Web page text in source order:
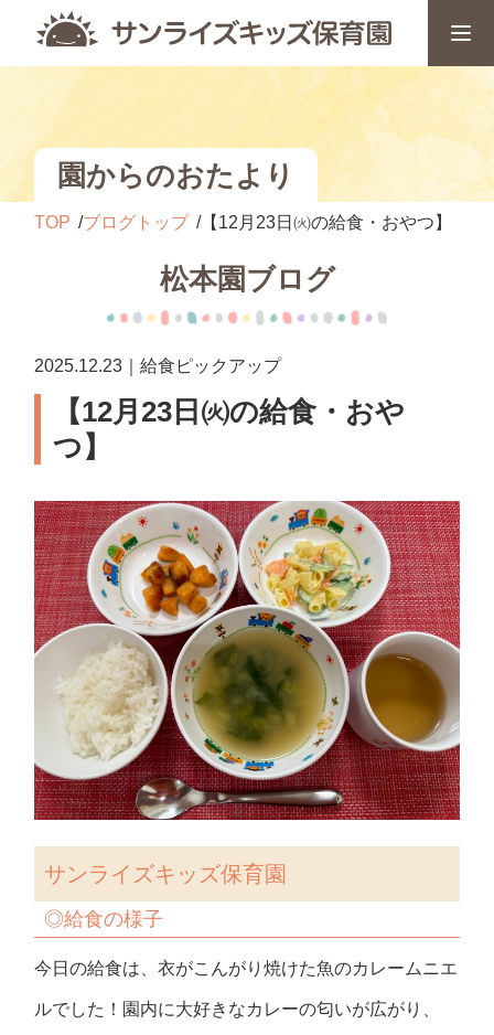
園からのおたより
TOP ブログトップ 【12月23日㈫の給食・おやつ】
松本園ブログ
2025.12.23｜給食ピックアップ
【12月23日㈫の給食・おや
つ】
サンライズキッズ保育園
◎給食の様子
今日の給食は、衣がこんがり焼けた魚のカレームニエ
ルでした！園内に大好きなカレーの匂いが広がり、